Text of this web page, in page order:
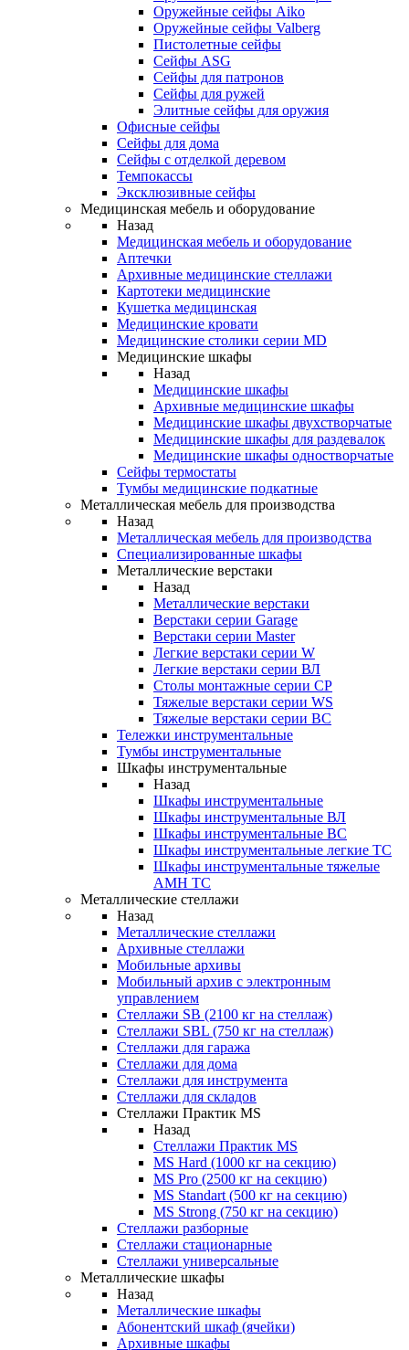
Оружейные сейфы Aiko
Оружейные сейфы Valberg
Пистолетные сейфы
Сейфы ASG
Сейфы для патронов
Сейфы для ружей
Элитные сейфы для оружия
Офисные сейфы
Сейфы для дома
Сейфы с отделкой деревом
Темпокассы
Эксклюзивные сейфы
Медицинская мебель и оборудование
Назад
Медицинская мебель и оборудование
Аптечки
Архивные медицинские стеллажи
Картотеки медицинские
Кушетка медицинская
Медицинские кровати
Медицинские столики серии MD
Медицинские шкафы
Назад
Медицинские шкафы
Архивные медицинские шкафы
Медицинские шкафы двухстворчатые
Медицинские шкафы для раздевалок
Медицинские шкафы одностворчатые
Сейфы термостаты
Тумбы медицинские подкатные
Металлическая мебель для производства
Назад
Металлическая мебель для производства
Cпециализированные шкафы
Металлические верстаки
Назад
Металлические верстаки
Верстаки серии Garage
Верстаки серии Master
Легкие верстаки серии W
Легкие верстаки серии ВЛ
Столы монтажные серии СР
Тяжелые верстаки серии WS
Тяжелые верстаки серии ВС
Тележки инструментальные
Тумбы инструментальные
Шкафы инструментальные
Назад
Шкафы инструментальные
Шкафы инструментальные ВЛ
Шкафы инструментальные ВС
Шкафы инструментальные легкие ТС
Шкафы инструментальные тяжелые
AMH TC
Металлические стеллажи
Назад
Металлические стеллажи
Архивные стеллажи
Мобильные архивы
Мобильный архив с электронным
управлением
Стеллажи SB (2100 кг на стеллаж)
Стеллажи SBL (750 кг на стеллаж)
Стеллажи для гаража
Стеллажи для дома
Стеллажи для инструмента
Стеллажи для складов
Стеллажи Практик MS
Назад
Стеллажи Практик MS
MS Hard (1000 кг на секцию)
MS Pro (2500 кг на секцию)
MS Standart (500 кг на секцию)
MS Strong (750 кг на секцию)
Стеллажи разборные
Стеллажи стационарные
Стеллажи универсальные
Металлические шкафы
Назад
Металлические шкафы
Абонентский шкаф (ячейки)
Архивные шкафы